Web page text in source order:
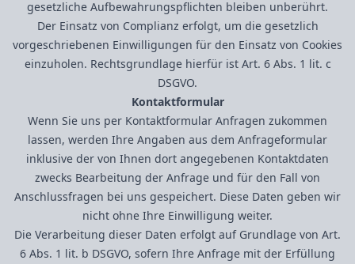
gesetzliche Aufbewahrungspflichten bleiben unberührt.
Der Einsatz von Complianz erfolgt, um die gesetzlich
vorgeschriebenen Einwilligungen für den Einsatz von Cookies
einzuholen. Rechtsgrundlage hierfür ist Art. 6 Abs. 1 lit. c
DSGVO.
Kontaktformular
Wenn Sie uns per Kontaktformular Anfragen zukommen
lassen, werden Ihre Angaben aus dem Anfrageformular
inklusive der von Ihnen dort angegebenen Kontaktdaten
zwecks Bearbeitung der Anfrage und für den Fall von
Anschlussfragen bei uns gespeichert. Diese Daten geben wir
nicht ohne Ihre Einwilligung weiter.
Die Verarbeitung dieser Daten erfolgt auf Grundlage von Art.
6 Abs. 1 lit. b DSGVO, sofern Ihre Anfrage mit der Erfüllung